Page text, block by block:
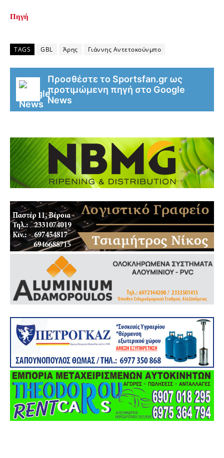
Πηγή
TAGS GBL Άρης Γιάννης Αντετοκούνμπο
Προσθέστε το Sportsfan.gr ως
προτιμώμενη πηγή στο Google
News